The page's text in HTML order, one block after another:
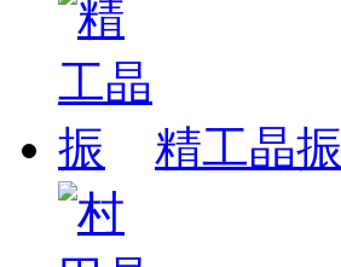
精工晶振